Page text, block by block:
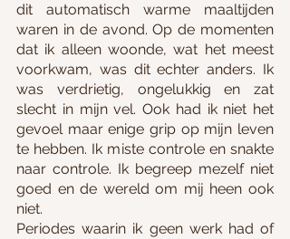
dit automatisch warme maaltijden
waren in de avond. Op de momenten
dat ik alleen woonde, wat het meest
voorkwam, was dit echter anders. Ik
was verdrietig, ongelukkig en zat
slecht in mijn vel. Ook had ik niet het
gevoel maar enige grip op mijn leven
te hebben. Ik miste controle en snakte
naar controle. Ik begreep mezelf niet
goed en de wereld om mij heen ook
niet.
Periodes waarin ik geen werk had of